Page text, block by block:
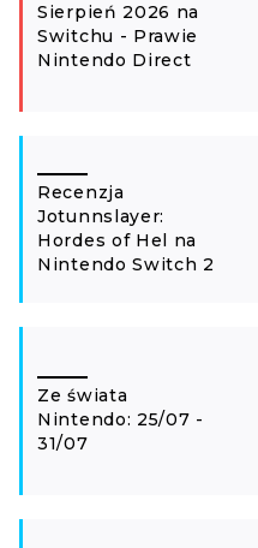
Sierpień 2026 na
Switchu - Prawie
Nintendo Direct
Recenzja
Jotunnslayer:
Hordes of Hel na
Nintendo Switch 2
Ze świata
Nintendo: 25/07 -
31/07